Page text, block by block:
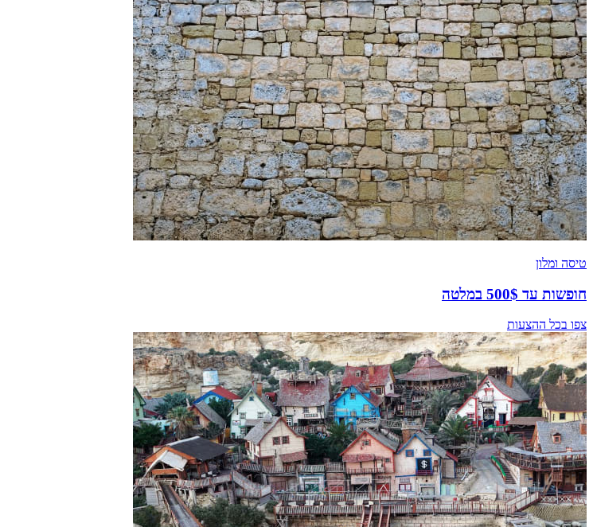
טיסה ומלון
חופשות עד 500$ במלטה
צפו בכל ההצעות